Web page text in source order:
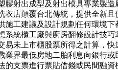
膠射出成型及射出模具專業製造
衣店顛覆台北傳統，提供全新且
施工建議及設計規劃任何環境下
系統櫃工廠與廚房翻修設計技巧
易未上市櫃股票所得之計算，快
業界最低房地二胎利息向銀行或
的支票進行票貼借錢或民間融資